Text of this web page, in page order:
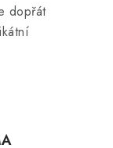
dopřát